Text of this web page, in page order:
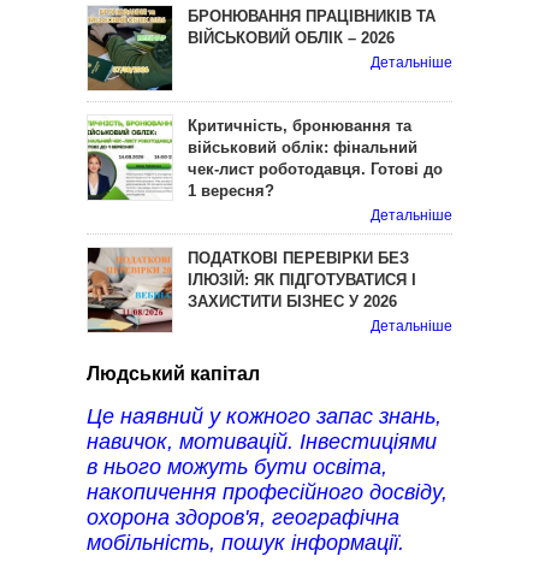
БРОНЮВАННЯ ПРАЦІВНИКІВ ТА
ВІЙСЬКОВИЙ ОБЛІК – 2026
Детальніше
Критичність, бронювання та
військовий облік: фінальний
чек-лист роботодавця. Готові до
1 вересня?
Детальніше
ПОДАТКОВІ ПЕРЕВІРКИ БЕЗ
ІЛЮЗІЙ: ЯК ПІДГОТУВАТИСЯ І
ЗАХИСТИТИ БІЗНЕС У 2026
Детальніше
Людський капітал
Це наявний у кожного запас знань,
навичок, мотивацій. Інвестиціями
в нього можуть бути освіта,
накопичення професійного досвіду,
охорона здоров'я, географічна
мобільність, пошук інформації.